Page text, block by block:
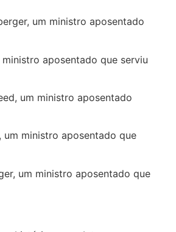
um ministro aposentado
aposentado que serviu
um ministro aposentado
um ministro aposentado que
um ministro aposentado que